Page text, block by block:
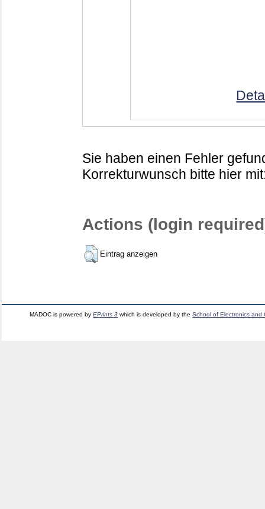
Sie haben einen Fehler
Korrekturwunsch bitte hier
Actions (login
Eintrag anzeigen
MADOC is powered byEPrints 3 which is developed by theSchool of Electronics and